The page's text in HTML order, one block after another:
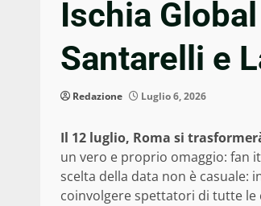
Ischia
Santarelli e
Redazione Luglio 6, 2026
Il 12 luglio, Roma si
un vero e proprio omaggio: fan
scelta della data non è casuale:
coinvolgere spettatori di tutte le